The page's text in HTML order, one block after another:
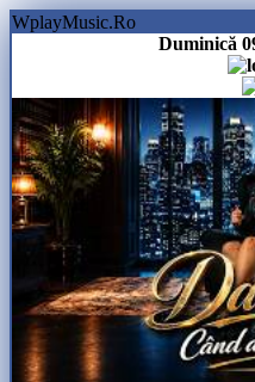
WplayMusic.Ro
Duminică